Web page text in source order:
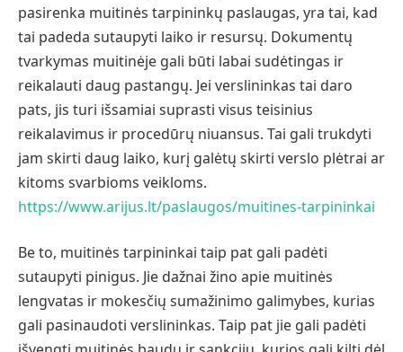
pasirenka muitinės tarpininkų paslaugas, yra tai, kad
tai padeda sutaupyti laiko ir resursų. Dokumentų
tvarkymas muitinėje gali būti labai sudėtingas ir
reikalauti daug pastangų. Jei verslininkas tai daro
pats, jis turi išsamiai suprasti visus teisinius
reikalavimus ir procedūrų niuansus. Tai gali trukdyti
jam skirti daug laiko, kurį galėtų skirti verslo plėtrai ar
kitoms svarbioms veikloms.
https://www.arijus.lt/paslaugos/muitines-tarpininkai
Be to, muitinės tarpininkai taip pat gali padėti
sutaupyti pinigus. Jie dažnai žino apie muitinės
lengvatas ir mokesčių sumažinimo galimybes, kurias
gali pasinaudoti verslininkas. Taip pat jie gali padėti